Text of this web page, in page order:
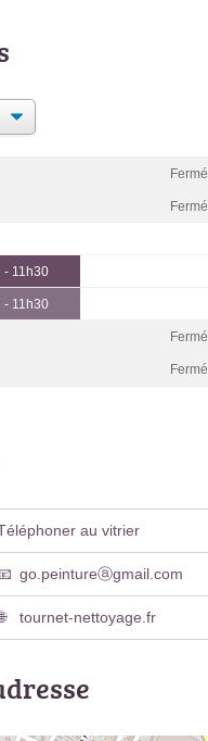
Fermé
Fermé
- 11h30
- 11h30
Fermé
Fermé
au vitrier
go.peintureⓐgmail.com
tournet-nettoyage.fr